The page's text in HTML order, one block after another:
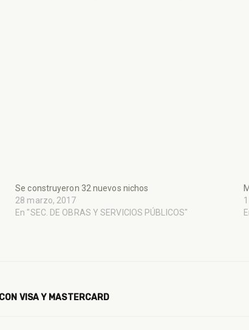
Se construyeron 32 nuevos nichos
28 marzo, 2017
En "SEC. DE OBRAS Y SERVICIOS PÚBLICOS"
VISA Y MASTERCARD